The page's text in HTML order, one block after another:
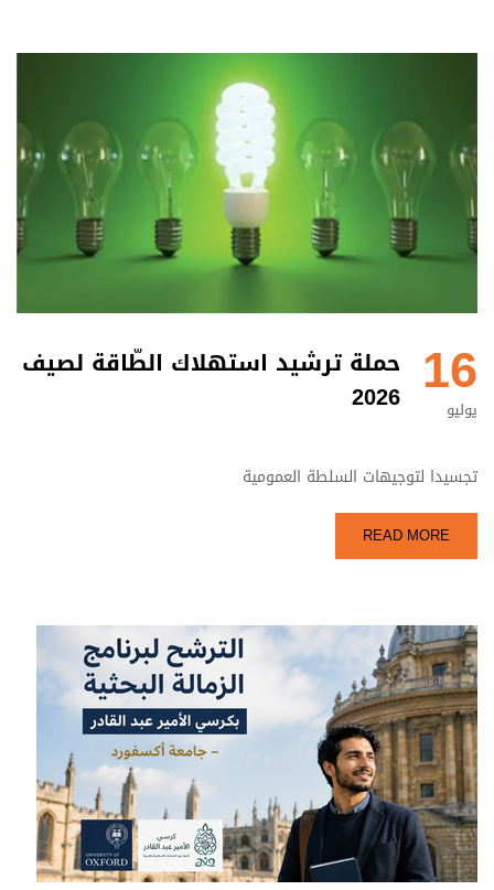
16
يوليو
حملة ترشيد استهلاك الطّاقة لصيف
2026
تجسيدا لتوجيهات السلطة العمومية
READ MORE